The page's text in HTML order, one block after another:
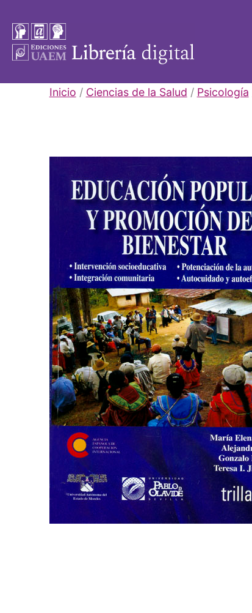
contenido
Libros
Inicio / Ciencias de la Salud / Psicología